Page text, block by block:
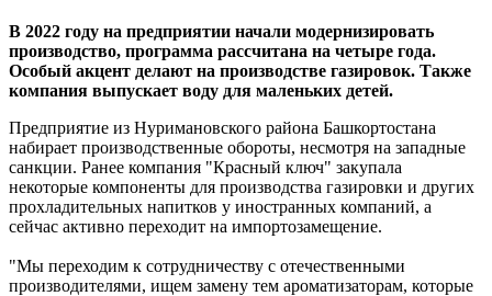
В 2022 году на предприятии начали модернизировать
производство, программа рассчитана на четыре года.
Особый акцент делают на производстве газировок. Также
компания выпускает воду для маленьких детей.
Предприятие из Нуримановского района Башкортостана
набирает производственные обороты, несмотря на западные
санкции. Ранее компания "Красный ключ" закупала
некоторые компоненты для производства газировки и других
прохладительных напитков у иностранных компаний, а
сейчас активно переходит на импортозамещение.
"Мы переходим к сотрудничеству с отечественными
производителями, ищем замену тем ароматизаторам, которые